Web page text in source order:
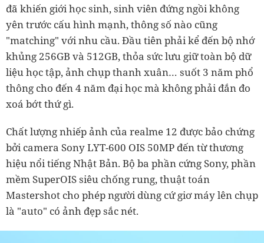
đã khiến giới học sinh, sinh viên đứng ngồi không
yên trước cấu hình mạnh, thông số nào cũng
"matching" với nhu cầu. Đầu tiên phải kể đến bộ nhớ
khủng 256GB và 512GB, thỏa sức lưu giữ toàn bộ dữ
liệu học tập, ảnh chụp thanh xuân… suốt 3 năm phổ
thông cho đến 4 năm đại học mà không phải đắn đo
xoá bớt thứ gì.
Chất lượng nhiếp ảnh của realme 12 được bảo chứng
bởi camera Sony LYT-600 OIS 50MP đến từ thương
hiệu nổi tiếng Nhật Bản. Bộ ba phần cứng Sony, phần
mềm SuperOIS siêu chống rung, thuật toán
Mastershot cho phép người dùng cứ giơ máy lên chụp
là "auto" có ảnh đẹp sắc nét.